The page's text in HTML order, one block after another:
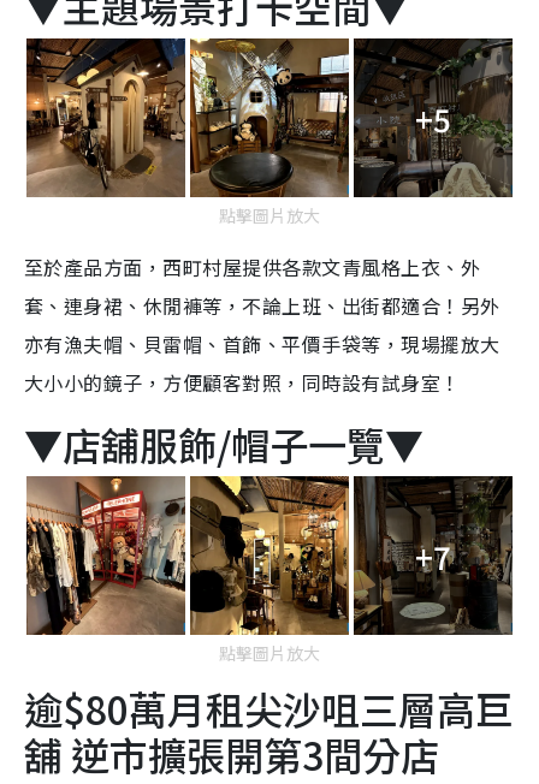
+5
點擊圖片放大
至於產品方面，西町村屋提供各款文青風格上衣、外
套、連身裙、休閒褲等，不論上班、出街都適合！另外
亦有漁夫帽、貝雷帽、首飾、平價手袋等，現場擺放大
大小小的鏡子，方便顧客對照，同時設有試身室！
▼店舖服飾/帽子一覽▼
+7
點擊圖片放大
逾$80萬月租尖沙咀三層高巨
舖 逆市擴張開第3間分店